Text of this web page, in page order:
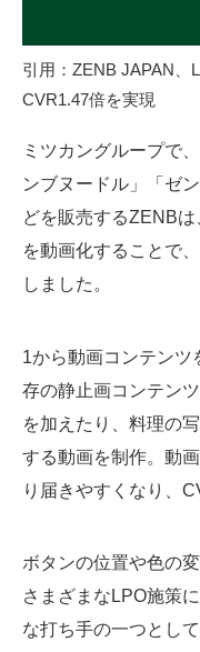
引用： ZENB JAPAN、
CVR1.47倍を実現
ミツカングループで
ンブヌードル」「ゼ
どを販売するZENB
を動画化することで
しました。
1から動画コンテンツ
存の静止画コンテン
を加えたり、料理の
する動画を制作。動
り届きやすくなり、
ボタンの位置や色の
さまざまなLPO施策
な打ち手の一つとし